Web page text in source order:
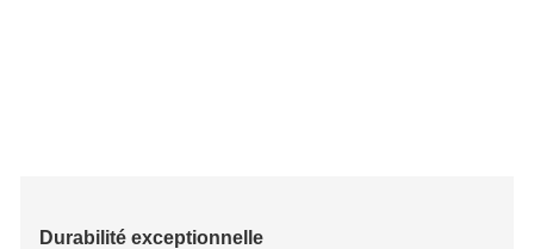
Durabilité exceptionnelle